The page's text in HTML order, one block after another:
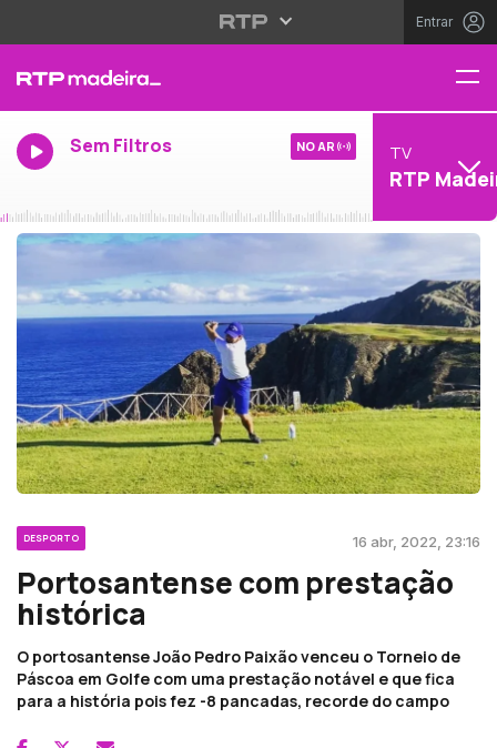
Entrar
Sem Filtros NO AR TV
RTP
DESPORTO 16 abr, 2022, 23:16
Portosantense com prestação
histórica
O portosantense João Pedro Paixão venceu o Torneio de
Páscoa em Golfe com uma prestação notável e que fica
para a história pois fez -8 pancadas, recorde do campo